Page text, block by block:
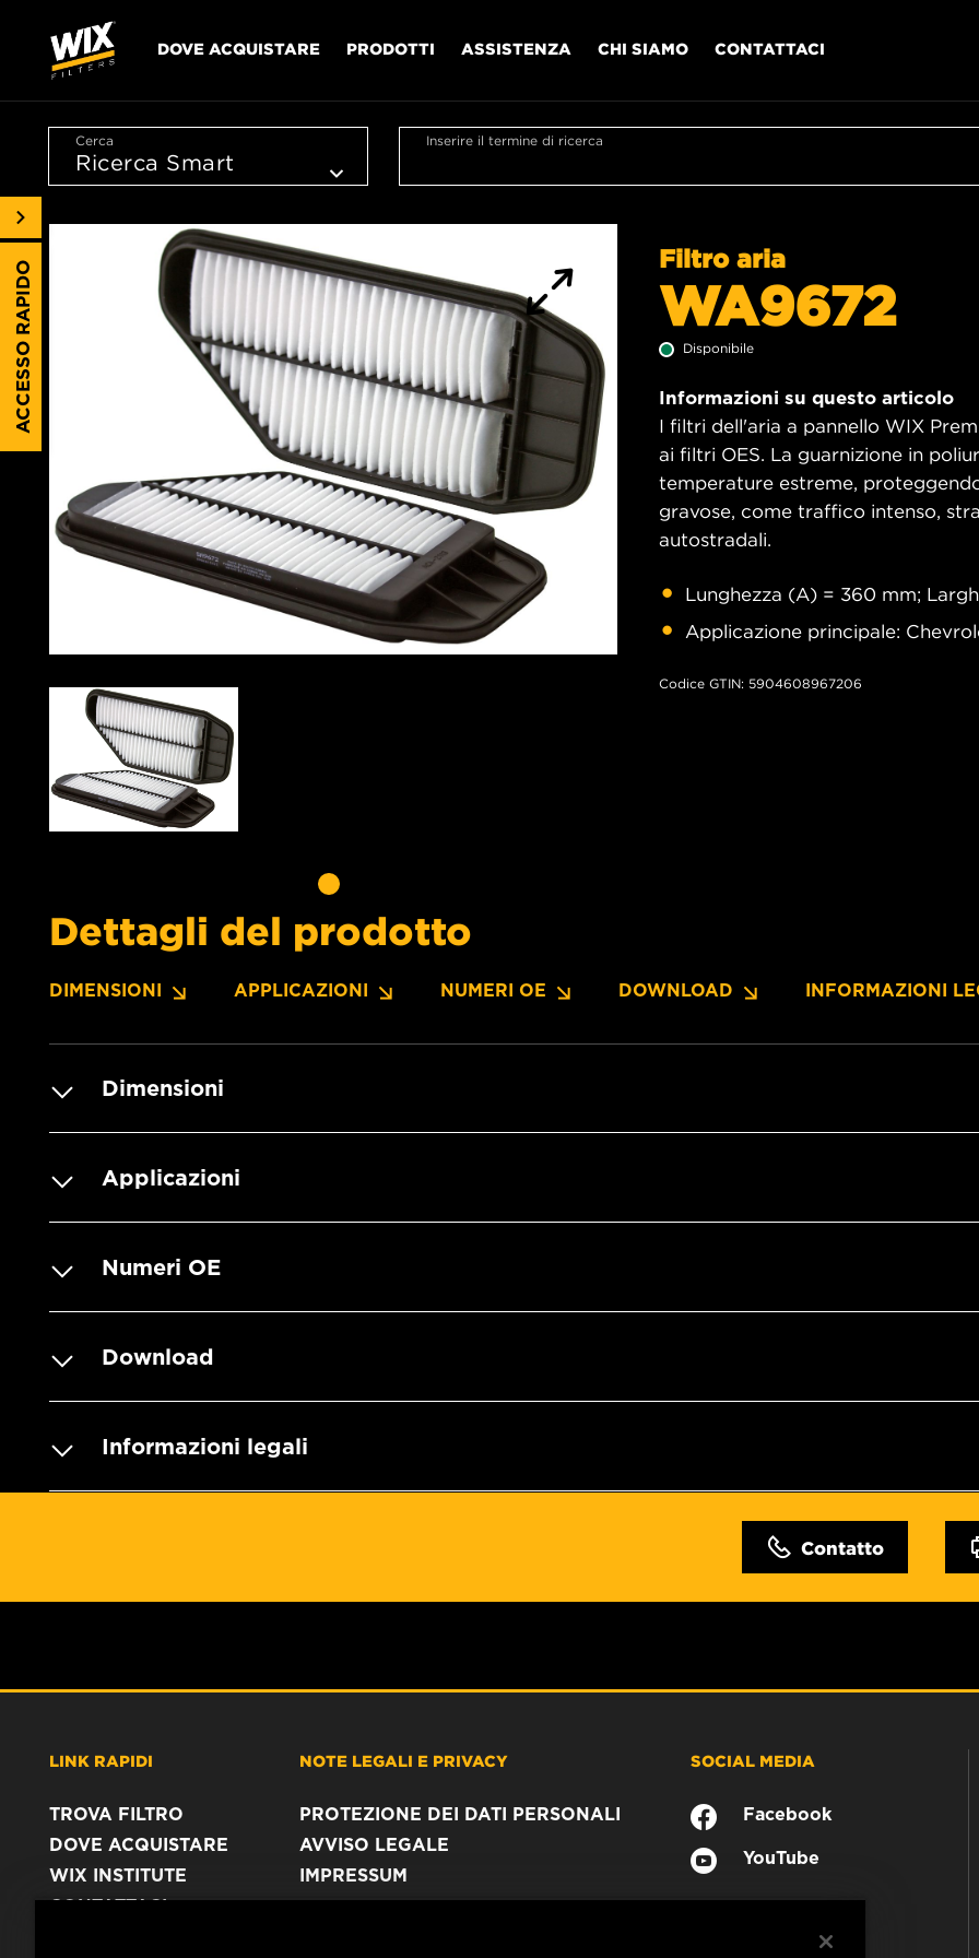
DOVE ACQUISTARE PRODOTTI ASSISTENZA CHI SIAMO CONTATTACI
Cerca Inserire il termine di ricerca
Filtro aria
WA9672
Disponibile
Informazioni su questo articolo
I filtri dell'aria a pannello WIX
ai filtri OES. La guarnizione in
temperature estreme,
gravose, come traffico intenso,
autostradali.
Lunghezza (A) = 360 mm;
Applicazione principale:
Codice GTIN: 5904608967206
Dettagli del prodotto
DIMENSIONI APPLICAZIONI NUMERI OE DOWNLOAD INFORMAZIONI
Dimensioni
Applicazioni
Numeri OE
Download
Informazioni legali
Contatto
ACCESSO RAPIDO
LINK RAPIDI
TROVA FILTRO
DOVE ACQUISTARE
WIX INSTITUTE
CONTATTACI
NOTE LEGALI E PRIVACY
PROTEZIONE DEI DATI PERSONALI
AVVISO LEGALE
IMPRESSUM
SOCIAL MEDIA
Facebook
YouTube